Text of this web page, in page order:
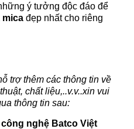
ý tưởng độc đáo để
mica đẹp nhất cho riêng
trợ thêm các thông tin về
chất liệu,..v.v..xin vui
thông tin sau:
nghệ Batco Việt